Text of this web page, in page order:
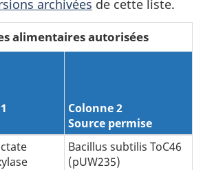
archivées de cette liste.
alimentaires autorisées
Colonne 2
Source permise
Bacillus subtilis ToC46
(pUW235)